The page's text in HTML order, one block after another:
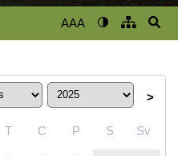
AAA
>
T C P S Sv